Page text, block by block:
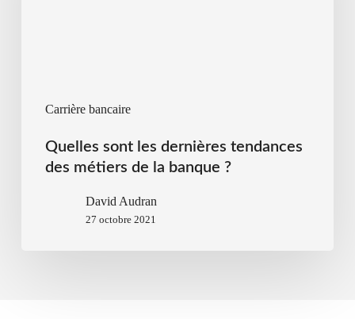
Carrière bancaire
Quelles sont les dernières tendances
des métiers de la banque ?
David Audran
27 octobre 2021